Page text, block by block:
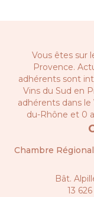
Vous êtes sur
Provence.
adhérents sont
Vins du Sud en
adhérents dans le
du-Rhône et 0
Chambre
Bât.
13